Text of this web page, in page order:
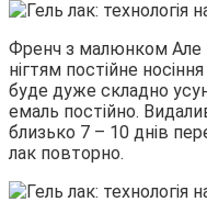
Френч з малюнком Але
нігтям постійне
буде дуже складно
емаль постійно.
близько 7 – 10 днів
лак повторно.